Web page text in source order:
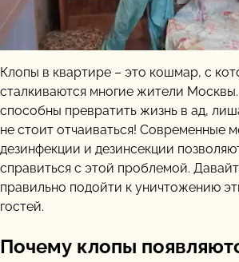
Клопы в квартире – это кошмар, с
сталкиваются многие жители
способны превратить жизнь в ад,
не стоит отчаиваться! Современные
дезинфекции и дезинсекции
справиться с этой проблемой.
правильно подойти к уничтожению
гостей.
Почему клопы